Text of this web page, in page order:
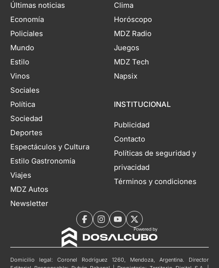
Últimas noticias
Economía
Policiales
Mundo
Estilo
Vinos
Sociales
Política
Sociedad
Deportes
Espectáculos y Cultura
Estilo Gastronomía
Viajes
MDZ Autos
Newsletter
Clima
Horóscopo
MDZ Radio
Juegos
MDZ Tech
Napsix
INSTITUCIONAL
Publicidad
Contacto
Políticas de seguridad y
privacidad
Términos y condiciones
Domicilio legal: Coronel Rodríguez 1260, Mendoza, Argentina. Director